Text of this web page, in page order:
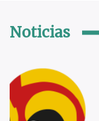
Noticias